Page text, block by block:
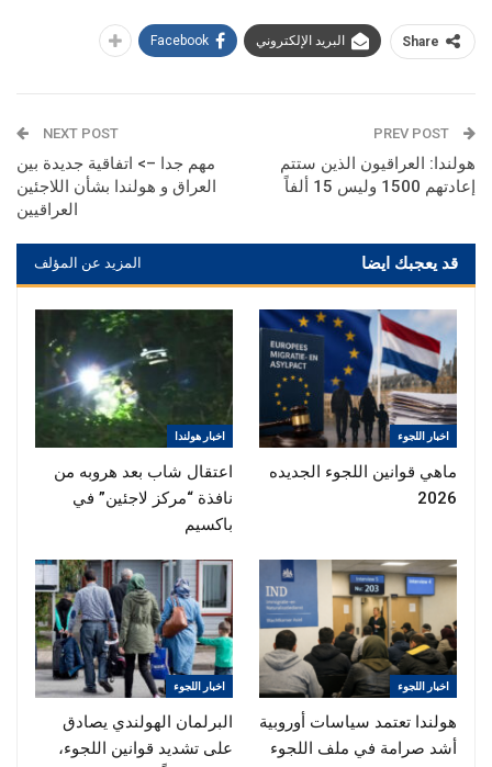
Share البريد الإلكتروني Facebook
هولندا: العراقيون الذين ستتم
إعادتهم 1500 وليس 15 ألفاً
NEXT POST
مهم جدا –> اتفاقية جديدة بين
العراق و هولندا بشأن اللاجئين
العراقيين
قد يعجبك ايضا المزيد عن المؤلف
اخبار اللجوء
ماهي قوانين اللجوء الجديده
2026
اخبار هولندا
اعتقال شاب بعد هروبه من
نافذة “مركز لاجئين” في
باكسيم
اخبار اللجوء
هولندا تعتمد سياسات أوروبية
أشد صرامة في ملف اللجوء
اخبار اللجوء
البرلمان الهولندي يصادق
على تشديد قوانين اللجوء،